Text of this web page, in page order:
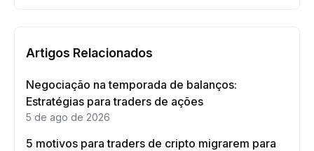
Artigos Relacionados
Negociação na temporada de balanços:
Estratégias para traders de ações
5 de ago de 2026
5 motivos para traders de cripto migrarem para